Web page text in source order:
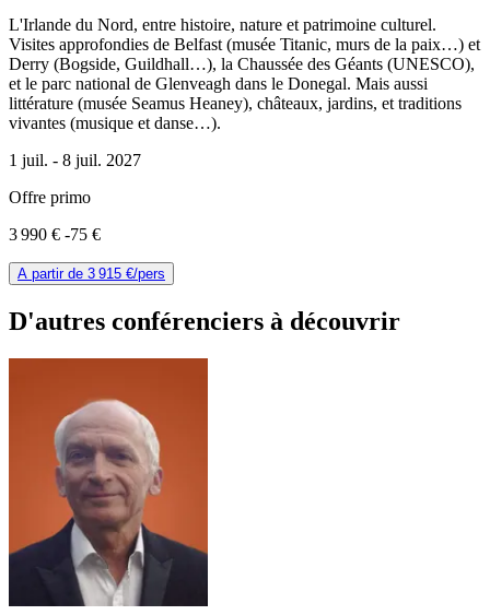
L'Irlande du Nord, entre histoire, nature et patrimoine culturel.
Visites approfondies de Belfast (musée Titanic, murs de la paix…) et
Derry (Bogside, Guildhall…), la Chaussée des Géants (UNESCO),
et le parc national de Glenveagh dans le Donegal. Mais aussi
littérature (musée Seamus Heaney), châteaux, jardins, et traditions
vivantes (musique et danse…).
1 juil. - 8 juil. 2027
Offre primo
3 990 € -75 €
A partir de 3 915 €/pers
D'autres conférenciers à découvrir